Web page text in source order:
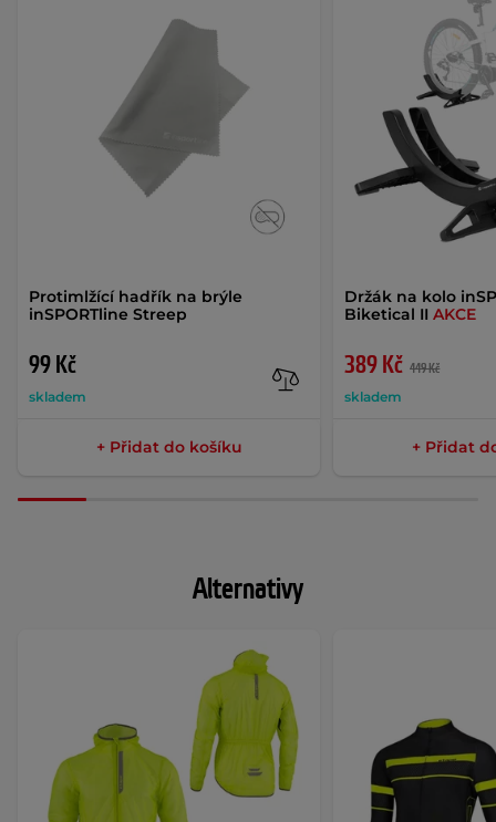
Protimlžící hadřík na brýle
inSPORTline Streep
99 Kč
skladem
+ Přidat do košíku
Držák na kolo
Biketical IIAKCE
389 Kč 449 Kč
skladem
+ Přidat
Alternativy